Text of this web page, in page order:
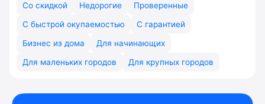
Со скидкой
Недорогие
Проверенные
С быстрой окупаемостью
С гарантией
Бизнес из дома
Для начинающих
Для маленьких городов
Для крупных городов